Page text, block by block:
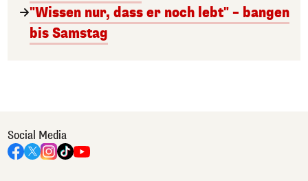
"Wissen nur, dass er noch lebt" – bangen
bis Samstag
Social Media